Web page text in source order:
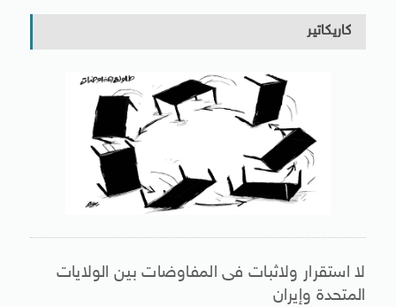
كاريكاتير
لا استقرار ولاثبات فى المفاوضات بين الولايات
المتحدة وإيران